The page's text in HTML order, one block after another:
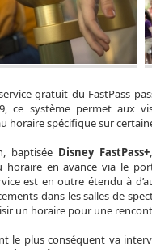
gratuit du FastPass
ce système permet aux
horaire spécifique sur
baptisée Disney FastPass+
horaire en avance via le
est en outre étendu à
dans les salles de
un horaire pour une
le plus conséquent va